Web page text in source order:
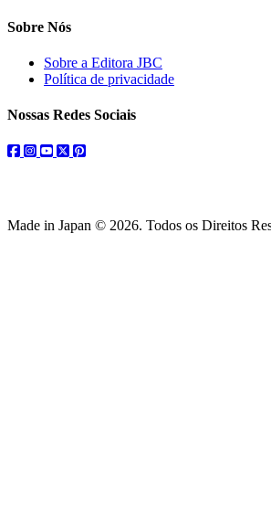
Sobre Nós
Sobre a Editora JBC
Política de privacidade
Nossas Redes Sociais
facebook
instagram
youtube
twitterpinterest
Made in Japan © 2026. Todos os Direitos